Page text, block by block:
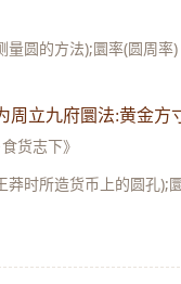
量圆的方法);圜率(圆周率)
周立九府圜法:黄金方
食货志下》
莽时所造货币上的圆孔);